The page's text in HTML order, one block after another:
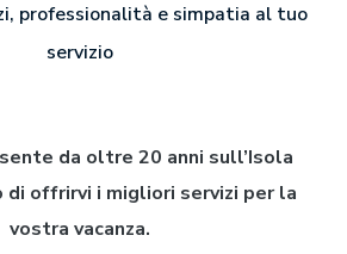
professionalità e simpatia al tuo
servizio
da oltre 20 anni sull’Isola
di offrirvi i migliori servizi per la
vostra vacanza.